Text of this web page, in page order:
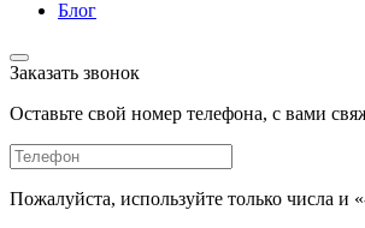
Блог
Заказать звонок
Оставьте свой номер телефона, с вами
Пожалуйста, используйте только числа и